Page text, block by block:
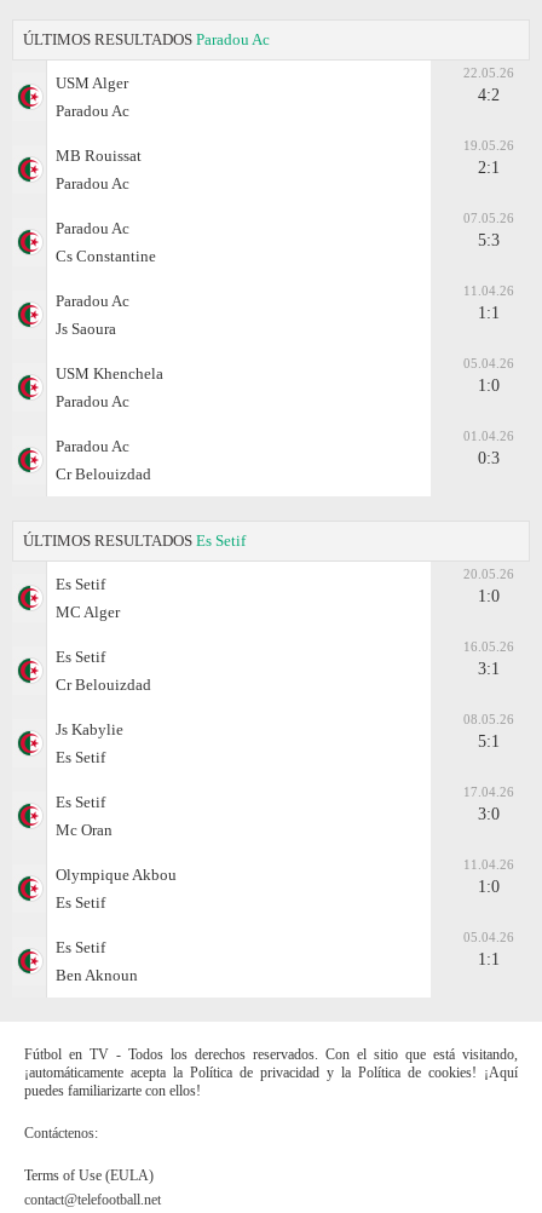
ÚLTIMOS RESULTADOS Paradou Ac
USM Alger
Paradou Ac
22.05.26
4:2
MB Rouissat
Paradou Ac
19.05.26
2:1
Paradou Ac
Cs Constantine
07.05.26
5:3
Paradou Ac
Js Saoura
11.04.26
1:1
USM Khenchela
Paradou Ac
05.04.26
1:0
Paradou Ac
Cr Belouizdad
01.04.26
0:3
ÚLTIMOS RESULTADOS Es Setif
Es Setif
MC Alger
20.05.26
1:0
Es Setif
Cr Belouizdad
16.05.26
3:1
Js Kabylie
Es Setif
08.05.26
5:1
Es Setif
Mc Oran
17.04.26
3:0
Olympique Akbou
Es Setif
11.04.26
1:0
Es Setif
Ben Aknoun
05.04.26
1:1
Fútbol en TV - Todos los derechos reservados. Con el sitio que está visitando,
¡automáticamente acepta la Política de privacidad y la Política de cookies! ¡Aquí
puedes familiarizarte con ellos!
Contáctenos:
Terms of Use (EULA)
contact@telefootball.net